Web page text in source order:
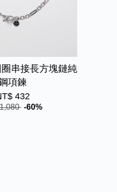
串接長方塊鏈純
項鍊
432
-60%